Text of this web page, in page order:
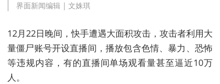
界面新闻编辑 | 文姝琪
12月22日晚间 ，快手遭遇大面积攻击 ， 攻击者利用大
量僵尸账号开设直播间，播放包含色情、暴力、恐怖
等违规内容，有的直播间单场观看量甚至逼近10万
人。